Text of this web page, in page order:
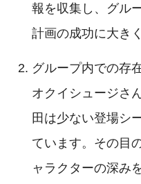
報を収集し、グル
計画の成功に大き
グループ内での存
オクイシュージさ
田は少ない登場シ
ています。その目
ャラクターの深み